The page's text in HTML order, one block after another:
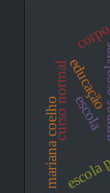
educação
escola
curso normal
mariana coelho